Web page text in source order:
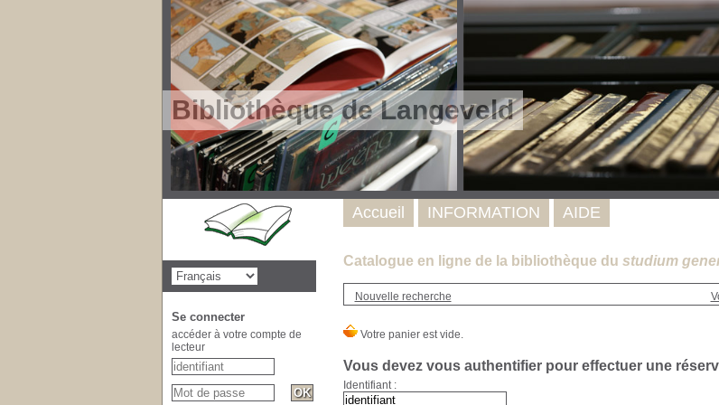
Bibliothèque de Langeveld
Catalogue en ligne de la bibliothèque du studium
Nouvelle recherche
Vous devez vous authentifier pour effectuer une
Identifiant :
Accueil INFORMATION AIDE
Se connecter
accéder à votre compte de
lecteur